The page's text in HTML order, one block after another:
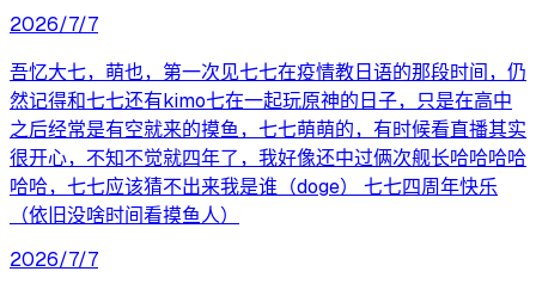
2026/7/7
吾忆大七，萌也，第一次见七七在疫情教日语的那段时间，仍
然记得和七七还有kimo七在一起玩原神的日子，只是在高中
之后经常是有空就来的摸鱼，七七萌萌的，有时候看直播其实
很开心，不知不觉就四年了，我好像还中过俩次舰长哈哈哈哈
哈哈，七七应该猜不出来我是谁（doge） 七七四周年快乐
（依旧没啥时间看摸鱼人）
2026/7/7